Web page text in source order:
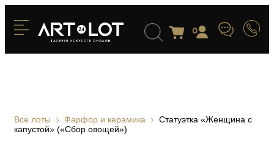
0
Все лоты Фарфор и керамика
Статуэтка «Женщина с
капустой» («Сбор овощей»)